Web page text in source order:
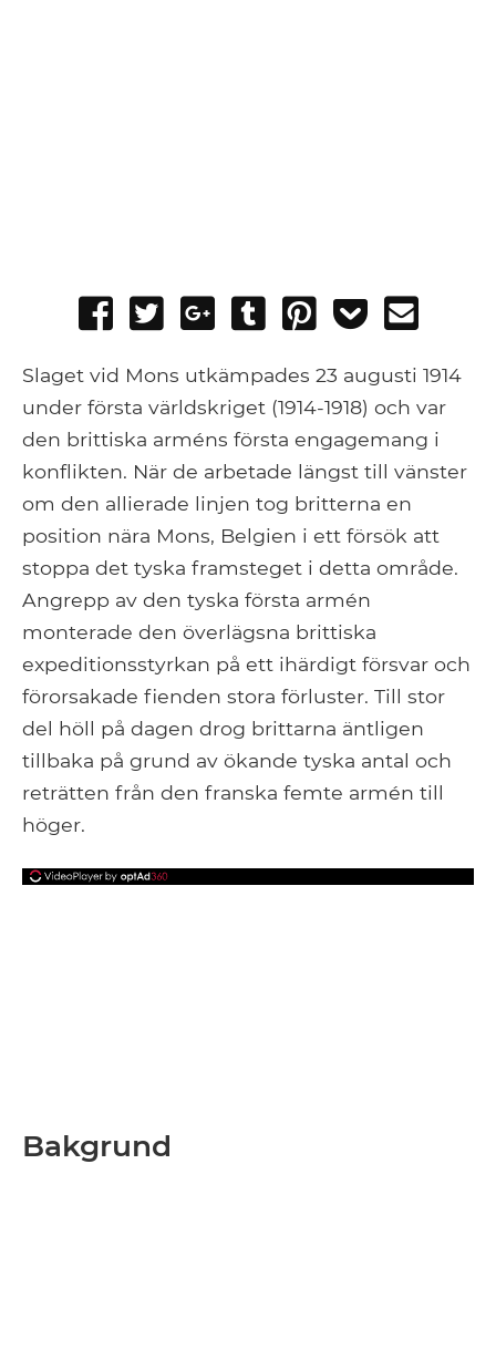
Share
Facebook
Tweet
Share
Google+
Post
Tumblr
Pin
Add
Pocket
Slaget vid Mons utkämpades 23 augusti 1914
under första världskriget (1914-1918) och var
den brittiska arméns första engagemang i
konflikten. När de arbetade längst till vänster
om den allierade linjen tog britterna en
position nära Mons, Belgien i ett försök att
stoppa det tyska framsteget i detta område.
Angrepp av den tyska första armén
monterade den överlägsna brittiska
expeditionsstyrkan på ett ihärdigt försvar och
förorsakade fienden stora förluster. Till stor
del höll på dagen drog brittarna äntligen
tillbaka på grund av ökande tyska antal och
reträtten från den franska femte armén till
höger.
Bakgrund